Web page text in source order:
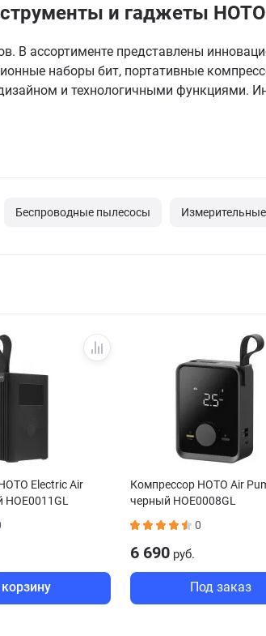
и гаджеты HOTO
В ассортименте представлены
наборы бит, портативные
и технологичными функциями.
Беспроводные пылесосы
Electric Air
корзину
Компрессор HOTO Air
черный HOE0008GL
0
6 690 руб.
Под заказ